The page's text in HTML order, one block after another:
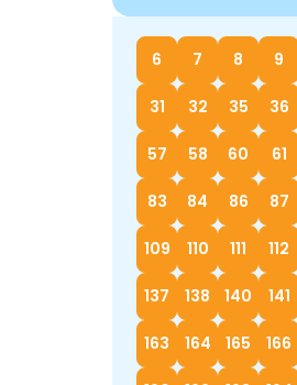
6 7 8 9
31 32 35 36
57 58 60 61
83 84 86 87
109 110 111 112
137 138 140 141
163 164 165 166